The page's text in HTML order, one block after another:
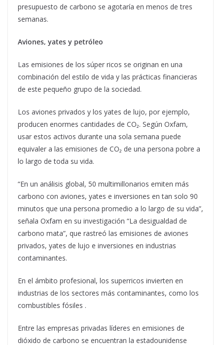
presupuesto de carbono se agotaría en menos de tres
semanas.
Aviones, yates y petróleo
Las emisiones de los súper ricos se originan en una
combinación del estilo de vida y las prácticas financieras
de este pequeño grupo de la sociedad.
Los aviones privados y los yates de lujo, por ejemplo,
producen enormes cantidades de CO₂. Según Oxfam,
usar estos activos durante una sola semana puede
equivaler a las emisiones de CO₂ de una persona pobre a
lo largo de toda su vida.
“En un análisis global, 50 multimillonarios emiten más
carbono con aviones, yates e inversiones en tan solo 90
minutos que una persona promedio a lo largo de su vida”,
señala Oxfam en su investigación “La desigualdad de
carbono mata”, que rastreó las emisiones de aviones
privados, yates de lujo e inversiones en industrias
contaminantes.
En el ámbito profesional, los superricos invierten en
industrias de los sectores más contaminantes, como los
combustibles fósiles .
Entre las empresas privadas líderes en emisiones de
dióxido de carbono se encuentran la estadounidense